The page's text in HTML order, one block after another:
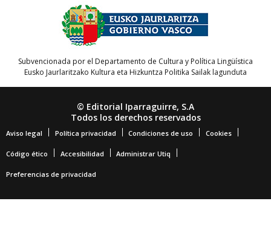
Subvencionada por el Departamento de Cultura y Política Lingüística
Eusko Jaurlaritzako Kultura eta Hizkuntza Politika Sailak lagunduta
© Editorial Iparraguirre, S.A
Todos los derechos reservados
Aviso legal Política privacidad Condiciones de uso Cookies
Código ético Accesibilidad Administrar Utiq
Preferencias de privacidad